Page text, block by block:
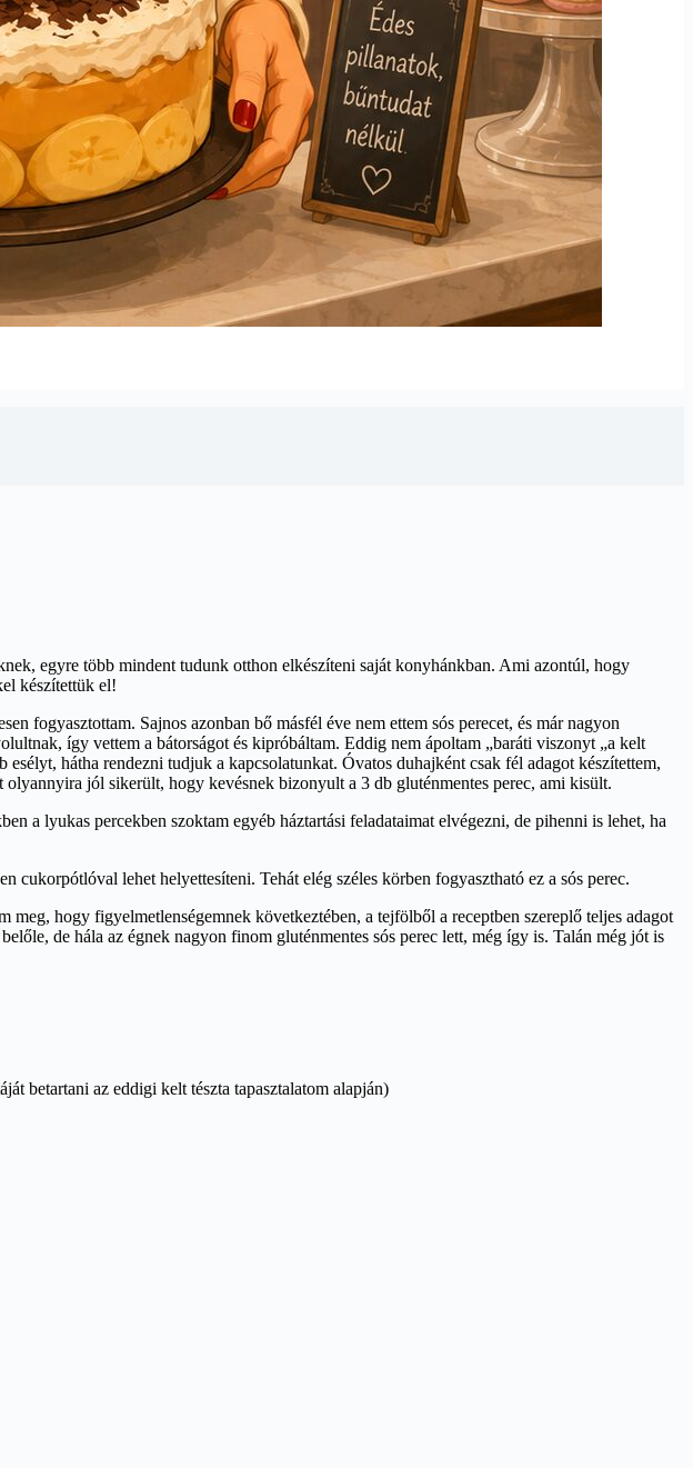
egyre több mindent tudunk otthon elkészíteni saját konyhánkban. Ami azontúl, hogy
készítettük el!
fogyasztottam. Sajnos azonban bő másfél éve nem ettem sós perecet, és már nagyon
így vettem a bátorságot és kipróbáltam. Eddig nem ápoltam „baráti viszonyt „a kelt
hátha rendezni tudjuk a kapcsolatunkat. Óvatos duhajként csak fél adagot készítettem,
jól sikerült, hogy kevésnek bizonyult a 3 db gluténmentes perec, ami kisült.
a lyukas percekben szoktam egyéb háztartási feladataimat elvégezni, de pihenni is lehet, ha
cukorpótlóval lehet helyettesíteni. Tehát elég széles körben fogyasztható ez a sós perec.
hogy figyelmetlenségemnek következtében, a tejfölből a receptben szereplő teljes adagot
de hála az égnek nagyon finom gluténmentes sós perec lett, még így is. Talán még jót is
betartani az eddigi kelt tészta tapasztalatom alapján)